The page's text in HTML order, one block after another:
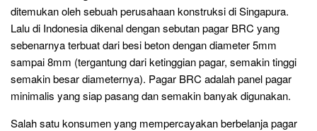
ditemukan oleh sebuah perusahaan konstruksi di Singapura.
Lalu di Indonesia dikenal dengan sebutan pagar BRC yang
sebenarnya terbuat dari besi beton dengan diameter 5mm
sampai 8mm (tergantung dari ketinggian pagar, semakin tinggi
semakin besar diameternya). Pagar BRC adalah panel pagar
minimalis yang siap pasang dan semakin banyak digunakan.
Salah satu konsumen yang mempercayakan berbelanja pagar